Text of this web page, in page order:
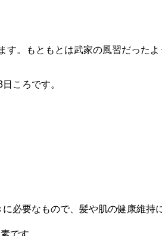
。もともとは武家の風習だった
ころです。
必要なもので、髪や肌の健康維持
です。